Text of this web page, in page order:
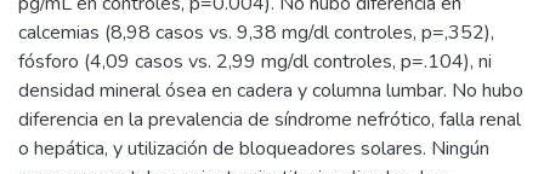
calcemias (8,98 casos vs. 9,38 mg/dl controles, p=,352),
fósforo (4,09 casos vs. 2,99 mg/dl controles, p=.104), ni
densidad mineral ósea en cadera y columna lumbar. No hubo
diferencia en la prevalencia de síndrome nefrótico, falla renal
o hepática, y utilización de bloqueadores solares. Ningún